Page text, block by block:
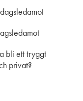
bli ett tryggt
privat?